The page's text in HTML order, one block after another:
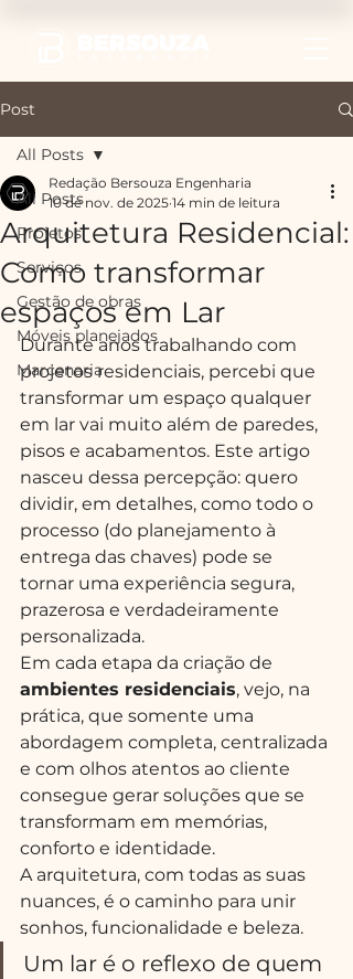
Post
All Posts
Projetos
Serviços
Gestão de obras
Móveis planejados
Marcenaria
All Posts
Arquitetura Residencial:
Como transformar
espaços em Lar
Redação Bersouza Engenharia
10 de nov. de 2025 14 min de leitura
Durante anos trabalhando com
projetos residenciais, percebi que
transformar um espaço qualquer
em lar vai muito além de paredes,
pisos e acabamentos. Este artigo
nasceu dessa percepção: quero
dividir, em detalhes, como todo o
processo (do planejamento à
entrega das chaves) pode se
tornar uma experiência segura,
prazerosa e verdadeiramente
personalizada.
Em cada etapa da criação de
ambientes residenciais, vejo, na
prática, que somente uma
abordagem completa, centralizada
e com olhos atentos ao cliente
consegue gerar soluções que se
transformam em memórias,
conforto e identidade.
A arquitetura, com todas as suas
nuances, é o caminho para unir
sonhos, funcionalidade e beleza.
Um lar é o reflexo de quem